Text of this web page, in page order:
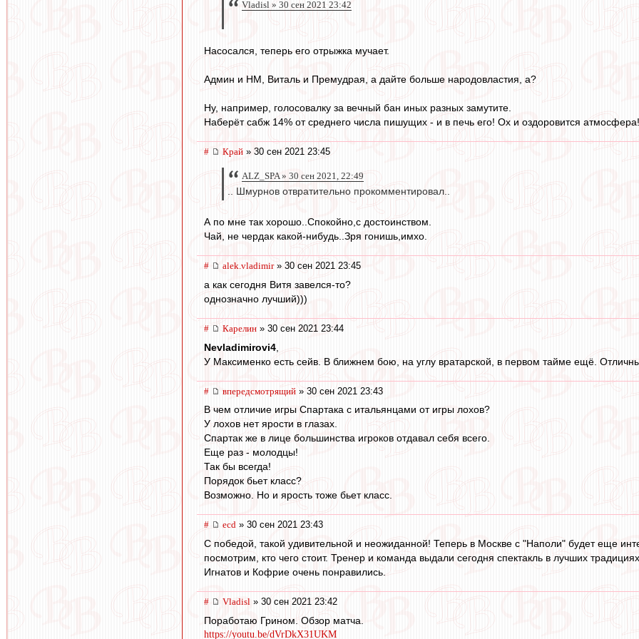
Vladisl » 30 сен 2021 23:42
Насосался, теперь его отрыжка мучает.
Админ и НМ, Виталь и Премудрая, а дайте больше народовластия, а?
Ну, например, голосовалку за вечный бан иных разных замутите.
Наберёт сабж 14% от среднего числа пишущих - и в печь его! Ох и оздоровится атмосфера!
# Край » 30 сен 2021 23:45
ALZ_SPA » 30 сен 2021, 22:49
.. Шмурнов отвратительно прокомментировал..
А по мне так хорошо..Спокойно,с достоинством.
Чай, не чердак какой-нибудь..Зря гонишь,имхо.
# alek.vladimir» 30 сен 2021 23:45
а как сегодня Витя завелся-то?
однозначно лучший)))
# Карелин » 30 сен 2021 23:44
Nevladimirovi4
У Максименко есть сейв. В ближнем бою, на углу вратарской, в первом тайме ещё.
# впередсмотрящий » 30 сен 2021 23:43
В чем отличие игры Спартака с итальянцами от игры лохов?
У лохов нет ярости в глазах.
Спартак же в лице большинства игроков отдавал себя всего.
Еще раз - молодцы!
Так бы всегда!
Порядок бьет класс?
Возможно. Но и ярость тоже бьет класс.
# ecd » 30 сен 2021 23:43
С победой, такой удивительной и неожиданной! Теперь в Москве с "Наполи" будет еще
посмотрим, кто чего стоит. Тренер и команда выдали сегодня спектакль в лучших
Игнатов и Кофрие очень понравились.
# Vladisl » 30 сен 2021 23:42
Поработаю Грином. Обзор матча.
https://youtu.be/dVrDkX31UKM